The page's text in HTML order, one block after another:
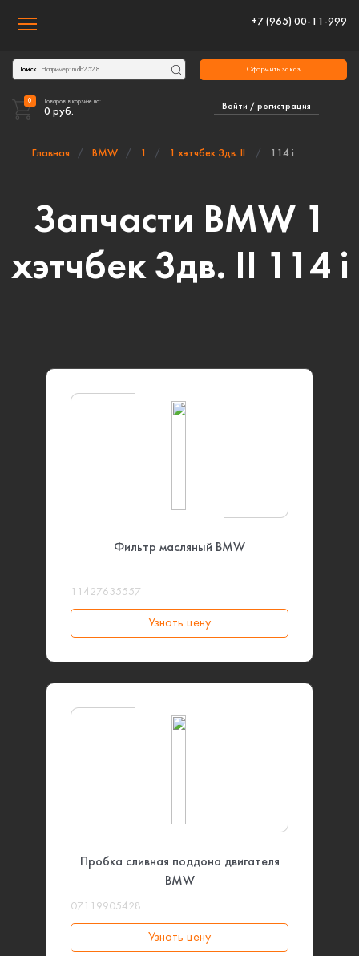
Toggle navigation
+7 (965) 00-11-999
Поиск
Войти / регистрация
0 Товаров в корзине на:
0 руб.
Оформить заказ
Главная BMW 1 1 хэтчбек 3дв. II 114 i
Запчасти BMW 1
хэтчбек 3дв. II 114 i
Фильтр масляный BMW
11427635557
Узнать цену
Пробка сливная поддона двигателя
BMW
07119905428
Узнать цену